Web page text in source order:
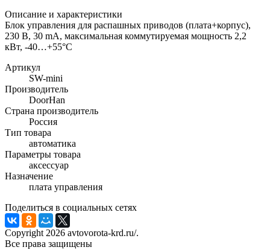
Описание и характеристики
Блок управления для распашных приводов (плата+корпус),
230 В, 30 mA, максимальная коммутируемая мощность 2,2
кВт, -40…+55°C
Артикул
SW-mini
Производитель
DoorHan
Страна производитель
Россия
Тип товара
автоматика
Параметры товара
аксессуар
Назначение
плата управления
Поделиться в социальных сетях
Copyright 2026 avtovorota-krd.ru/.
Все права защищены